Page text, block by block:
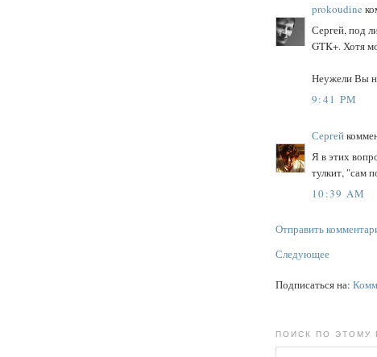
prokoudine
Сергей, под
GTK+. Хотя
Неужели Вы
9:41 PM
Сергей
Я в этих
тулкит, "сам
10:39 AM
Отправить
Следующее
Подписаться на:
ПОИСК ПО ЭТОМУ